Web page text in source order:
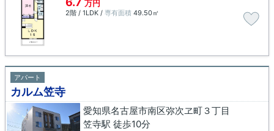
万円
2階 / 1LDK / 専有面積 49.50㎡
アパート
カルム笠寺
愛知県名古屋市南区弥次ヱ町３丁目
笠寺駅 徒歩10分